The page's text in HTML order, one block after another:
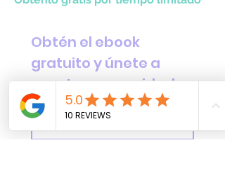
Obtén el ebook
gratuito y únete a
nuestra comunidad
Nombre *